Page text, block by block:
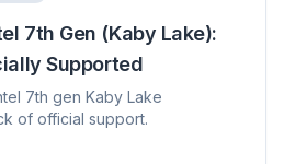
7th Gen (Kaby Lake):
Supported
7th gen Kaby Lake
of official support.